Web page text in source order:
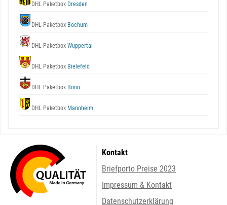
DHL Paketbox Dresden
DHL Paketbox Bochum
DHL Paketbox Wuppertal
DHL Paketbox Bielefeld
DHL Paketbox Bonn
DHL Paketbox Mannheim
Kontakt
Briefporto Preise 2023
Impressum & Kontakt
Datenschutzerklärung